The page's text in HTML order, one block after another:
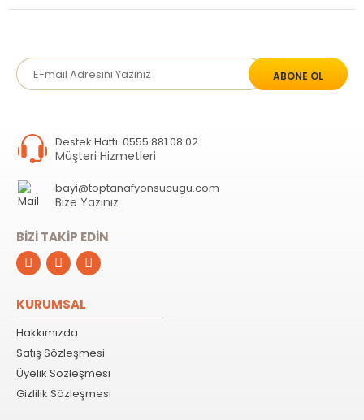
ABONE OL
Destek Hattı: 0555 881 08 02
Müşteri Hizmetleri
bayi@toptanafyonsucugu.com
Bize Yazınız
BİZİ TAKİP EDİN
KURUMSAL
Hakkımızda
Satış Sözleşmesi
Üyelik Sözleşmesi
Gizlilik Sözleşmesi